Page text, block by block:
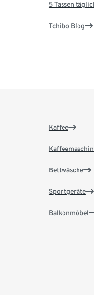
5 Tassen
Tchibo Blog
Kaffee
Bettwäsche
Sportgeräte
Balkonmöbel